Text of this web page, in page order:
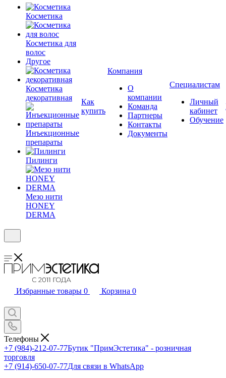
Косметика
Косметика для
волос
Другое
Косметика
декоративная
Инъекционные
препараты
Пилинги
Мезо нити
HONEY
DERMA
Как
купить
Компания
О
компании
Команда
Партнеры
Контакты
Документы
Специалистам
Личный
кабинет
Обучение
Избранные товары 0 Корзина 0
Телефоны
+7 (984)-212-07-77Бутик "ПримЭстетика" - розничная
торговля
+7 (914)-650-07-77Для связи в WhatsApp